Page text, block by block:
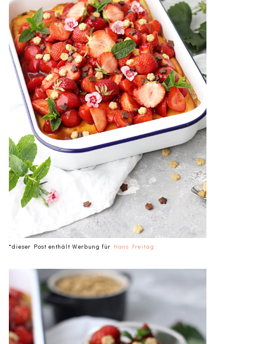
*dieser Post enthält Werbung für Hans Freitag